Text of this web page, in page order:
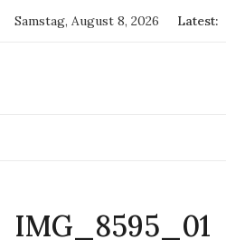
Samstag, August 8, 2026 Latest:
IMG_8595_01